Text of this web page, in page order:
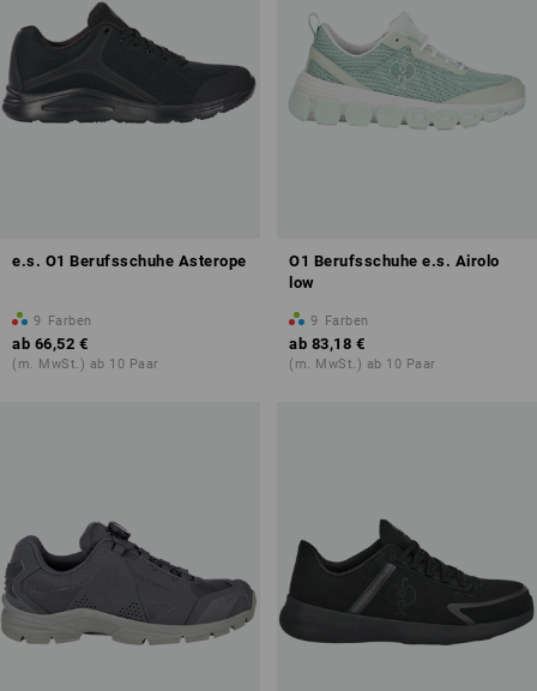
e.s. O1 Berufsschuhe Asterope
9 Farben
ab 66,52 €
(m. MwSt.) ab 10 Paar
O1 Berufsschuhe e.s. Airolo
low
9 Farben
ab 83,18 €
(m. MwSt.) ab 10 Paar